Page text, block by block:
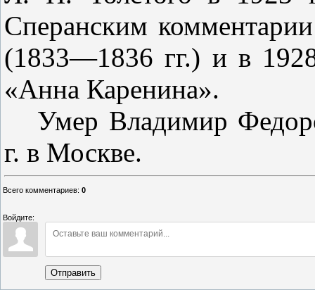
Сперанским
(1833—1836 гг.) и в
«Анна Каренина».
Умер Владимир
г. в Москве.
Всего комментариев: 0
Войдите:
Отправить